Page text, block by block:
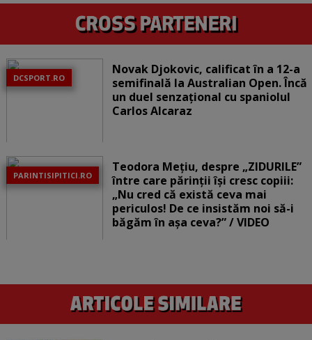
DCSPORT.RO
Novak Djokovic, calificat în a 12-a
semifinală la Australian Open. Încă
un duel senzațional cu spaniolul
Carlos Alcaraz
PARINTISIPITICI.RO
Teodora Mețiu, despre „ZIDURILE”
între care părinții își cresc copiii:
„Nu cred că există ceva mai
periculos! De ce insistăm noi să-i
băgăm în așa ceva?” / VIDEO